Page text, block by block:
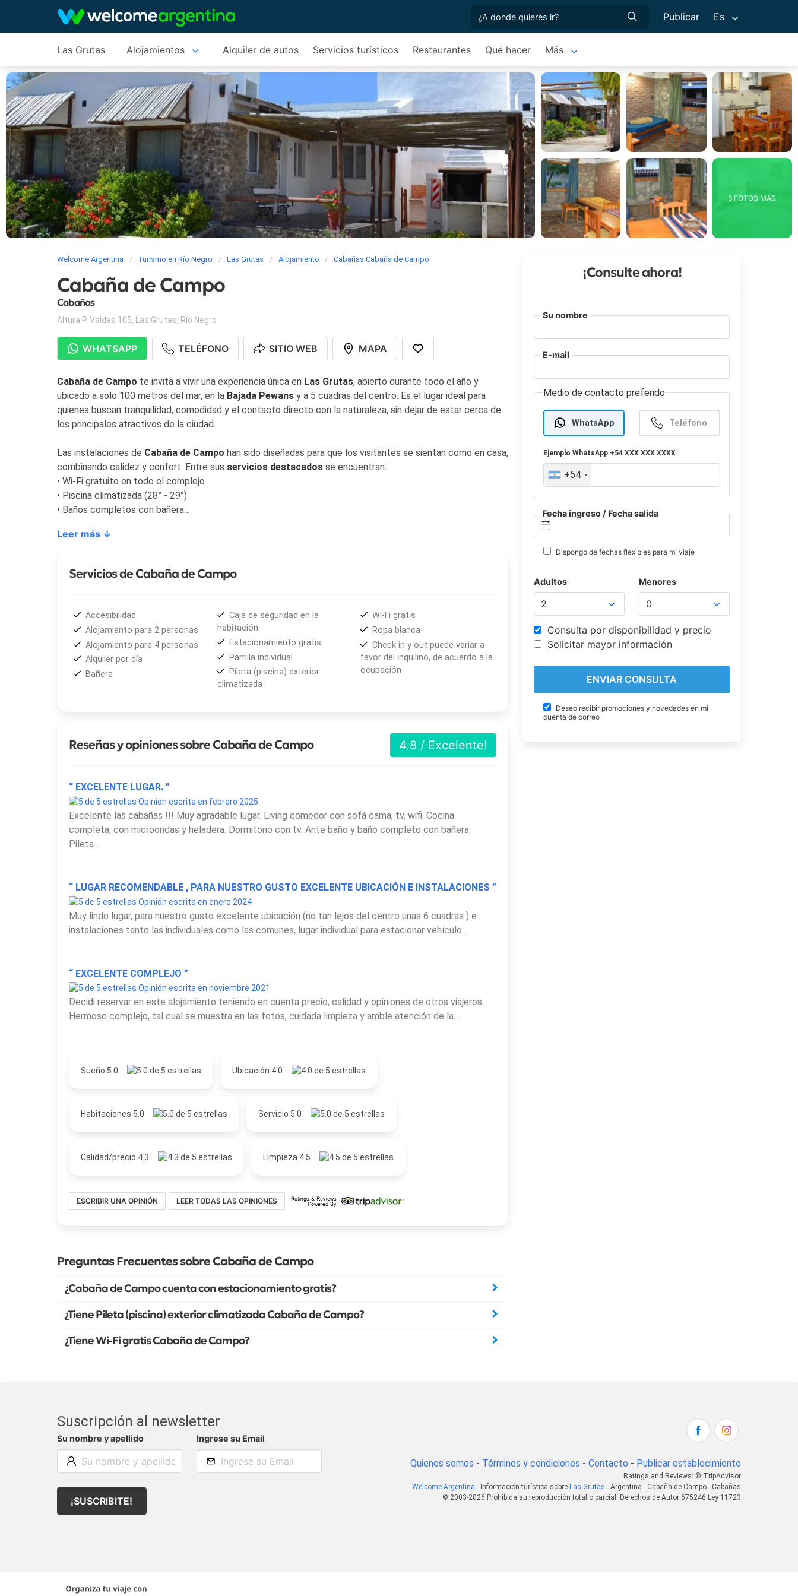
Publicar Es
Las Grutas Alojamientos Alquiler de autos Servicios turísticos Restaurantes Qué hacer Más
5 FOTOS MÁS
Welcome Argentina Turismo en Río Negro Las Grutas Alojamiento Cabañas Cabaña de Campo
Cabaña de Campo
Cabañas
Altura P. Valdes 105, Las Grutas, Río Negro
WHATSAPP TELÉFONO SITIO WEB MAPA
Cabaña de Campo te invita a vivir una experiencia única en Las Grutas, abierto durante todo el año y
ubicado a solo 100 metros del mar, en la Bajada Pewans y a 5 cuadras del centro. Es el lugar ideal para
quienes buscan tranquilidad, comodidad y el contacto directo con la naturaleza, sin dejar de estar cerca de
los principales atractivos de la ciudad.
Las instalaciones de Cabaña de Campo han sido diseñadas para que los visitantes se sientan como en casa,
combinando calidez y confort. Entre sus servicios destacados se encuentran:
• Wi-Fi gratuito en todo el complejo
• Piscina climatizada (28° - 29°)
• Baños completos con bañera
• Estacionamiento semicubierto dentro del complejo
• Aire acondicionado opcional en todas las cabañas
• Ropa blanca de excelente calidad
Cabaña de Campo
cuenta con unidades acogedoras y funcionales, perfectas para descansar y recargar
energías en un entorno seguro y familiar. Además, ofrece la posibilidad de hospedarse en
frente al mar
, una alternativa que combina comodidad y vistas privilegiadas.
Un espacio pensado para el bienestar de cada huésped, donde la atención personalizada y el entorno natural
convierten cada estadía en una experiencia inolvidable.
Leer más ↓
Servicios de Cabaña de Campo
Accesibilidad
Alojamiento para 2 personas
Alojamiento para 4 personas
Alquiler por día
Bañera
Caja de seguridad en la
habitación
Estacionamiento gratis
Parrilla individual
Pileta (piscina) exterior
climatizada
Wi-Fi gratis
Ropa blanca
Check in y out puede variar a
favor del inquilino, de acuerdo a la
ocupación
4.8 / Excelente!
Reseñas y opiniones sobre Cabaña de Campo
“ EXCELENTE LUGAR. ”
Opinión escrita en febrero 2025
Excelente las cabañas !!! Muy agradable lugar. Living comedor con sofá cama, tv, wifi. Cocina
completa, con microondas y heladera. Dormitorio con tv. Ante baño y baño completo con bañera.
Pileta...
“ LUGAR RECOMENDABLE , PARA NUESTRO GUSTO EXCELENTE UBICACIÓN E INSTALACIONES ”
Opinión escrita en enero 2024
Muy lindo lugar, para nuestro gusto excelente ubicación (no tan lejos del centro unas 6 cuadras ) e
instalaciones tanto las individuales como las comunes, lugar individual para estacionar vehículo...
“ EXCELENTE COMPLEJO ”
Opinión escrita en noviembre 2021
Decidi reservar en este alojamiento teniendo en cuenta precio, calidad y opiniones de otros viajeros.
Hermoso complejo, tal cual se muestra en las fotos, cuidada limpieza y amble atención de la...
Sueño 5.0 Ubicación 4.0
Habitaciones 5.0 Servicio 5.0
Calidad/precio 4.3 Limpieza 4.5
ESCRIBIR UNA OPINIÓN LEER TODAS LAS OPINIONES
Preguntas Frecuentes sobre Cabaña de Campo
¿Cabaña de Campo cuenta con estacionamiento gratis?
¿Tiene Pileta (piscina) exterior climatizada Cabaña de Campo?
¿Tiene Wi-Fi gratis Cabaña de Campo?
¡Consulte ahora!
Su nombre
E-mail
Medio de contacto preferido
WhatsApp Teléfono
EjemploWhatsApp +54 XXX XXX XXXX
+54
Fecha ingreso / Fecha salida
Dispongo de fechas flexibles para mi viaje
Adultos Menores
Consulta por disponibilidad y precio
Solicitar mayor información
Deseo recibir promociones y novedades en mi
cuenta de correo
Suscripción al newsletter
Su nombre y apellido Ingrese su Email
¡SUSCRIBITE!
Quienes somos - Términos y condiciones - Contacto - Publicar establecimiento
Ratings and Reviews: © TripAdvisor
Welcome Argentina - Información turística sobre Las Grutas - Argentina - Cabaña de Campo - Cabañas
© 2003-2026 Prohibida su reproducción total o parcial. Derechos de Autor 675246 Ley 11723